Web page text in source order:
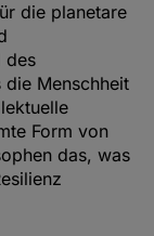
die planetare
des
Menschheit
Form von
das, was